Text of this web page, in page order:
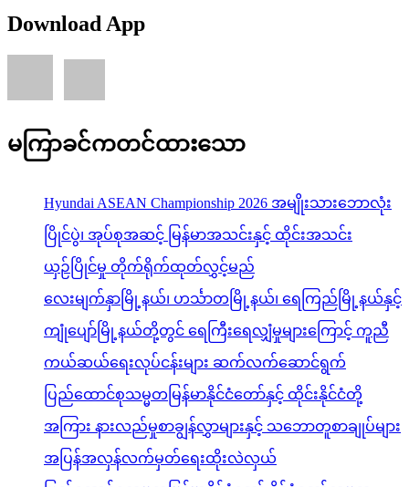
Download App
မကြာခင်ကတင်ထားသော
Hyundai ASEAN Championship 2026 အမျိုးသားဘောလုံး
ပြိုင်ပွဲ၊ အုပ်စုအဆင့် မြန်မာအသင်းနှင့် ထိုင်းအသင်း
ယှဉ်ပြိုင်မှု တိုက်ရိုက်ထုတ်လွှင့်မည်
လေးမျက်နှာမြို့နယ်၊ ဟင်္သာတမြို့နယ်၊ ရေကြည်မြို့နယ်နှင့်
ကျုံပျော်မြို့နယ်တို့တွင် ရေကြီးရေလျှံမှုများကြောင့် ကူညီ
ကယ်ဆယ်ရေးလုပ်ငန်းများ ဆက်လက်ဆောင်ရွက်
ပြည်ထောင်စုသမ္မတမြန်မာနိုင်ငံတော်နှင့် ထိုင်းနိုင်ငံတို့
အကြား နားလည်မှုစာချွန်လွှာများနှင့် သဘောတူစာချုပ်များ
အပြန်အလှန်လက်မှတ်ရေးထိုးလဲလှယ်